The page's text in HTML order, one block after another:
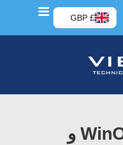
قائمة £ GBP
فوائد استخدام WinOLS و